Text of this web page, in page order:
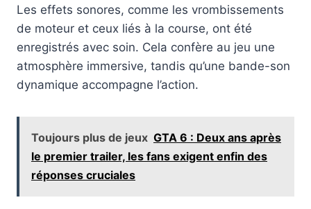
Les effets sonores, comme les vrombissements
de moteur et ceux liés à la course, ont été
enregistrés avec soin. Cela confère au jeu une
atmosphère immersive, tandis qu’une bande-son
dynamique accompagne l’action.
Toujours plus de jeux GTA 6 : Deux ans après
le premier trailer, les fans exigent enfin des
réponses cruciales